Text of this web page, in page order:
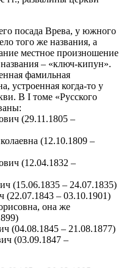
посада Врева, у южного
того же названия, а
местное произношение
– «ключ-кипун».
фамильная
устроенная когда-то у
В I томе «Русского
(29.11.1805 –
(12.10.1809 –
(12.04.1832 –
(15.06.1835 – 24.07.1835)
(22.07.1843 – 03.10.1901)
она же
(04.08.1845 – 21.08.1877)
(03.09.1847 –